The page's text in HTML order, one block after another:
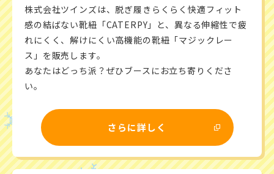
株式会社ツインズは、脱ぎ履きらくらく快適フィット
感の結ばない靴紐「CATERPY」と、異なる伸縮性で疲
れにくく、解けにくい高機能の靴紐「マジックレー
ス」を販売します。
あなたはどっち派？ぜひブースにお立ち寄りくださ
い。
さらに詳しく